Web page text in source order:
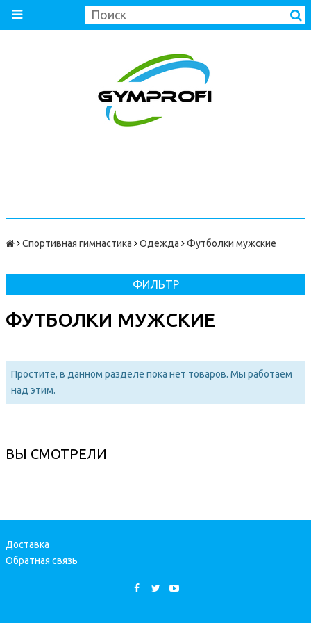
Спортивная гимнастика Одежда Футболки мужские
ФИЛЬТР
ФУТБОЛКИ МУЖСКИЕ
Простите, в данном разделе пока нет товаров. Мы работаем
над этим.
ВЫ СМОТРЕЛИ
Доставка
Обратная связь